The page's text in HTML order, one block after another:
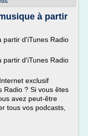
à partir
partir d'iTunes Radio
partir d'iTunes Radio
exclusif
Radio ? Si vous êtes
avez peut-être
tous vos podcasts,